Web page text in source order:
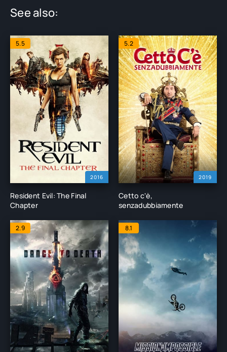
See also:
2016
5.5
Resident Evil: The Final
Chapter
2019
5.2
Cetto c'è,
senzadubbiamente
2.9 8.1